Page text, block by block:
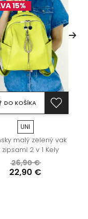
15%
DO KOŠÍKA
UNI
malý zelený vak
zipsami 2 v 1 Kely
26,90 €
22,90 €